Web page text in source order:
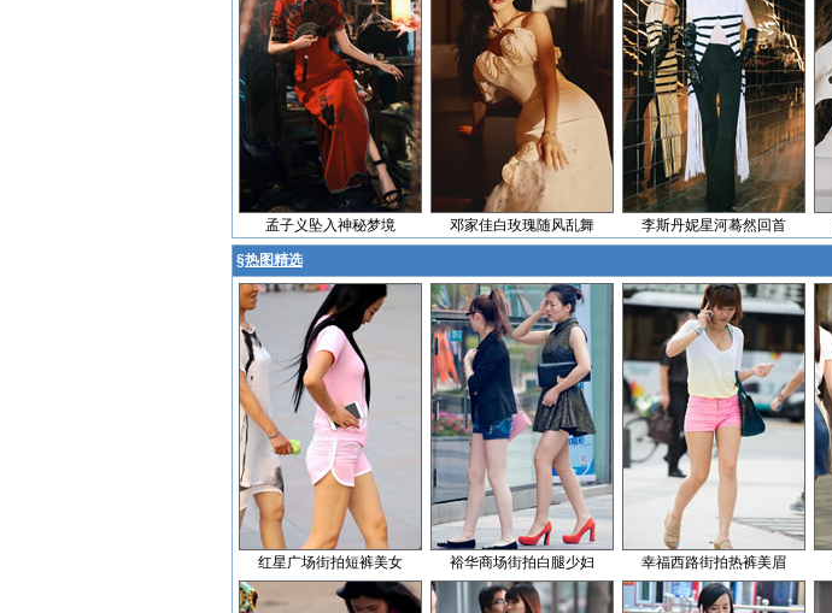
孟子义坠入神秘梦境 邓家佳白玫瑰随风乱舞 李斯丹妮星河蓦然回首
§热图精选
红星广场街拍短裤美女 裕华商场街拍白腿少妇 幸福西路街拍热裤美眉